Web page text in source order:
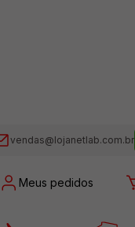
vendas@lojanetlab.com.br
Meus pedidos